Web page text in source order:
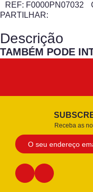
REF: F0000PN07032
PARTILHAR:
Descrição
TAMBÉM PODE
Receba as